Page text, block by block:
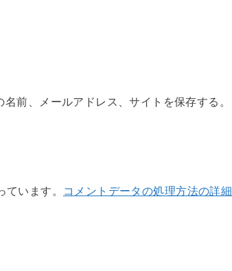
前、メールアドレス、サイトを保存する。
います。
コメントデータの処理方法の詳細